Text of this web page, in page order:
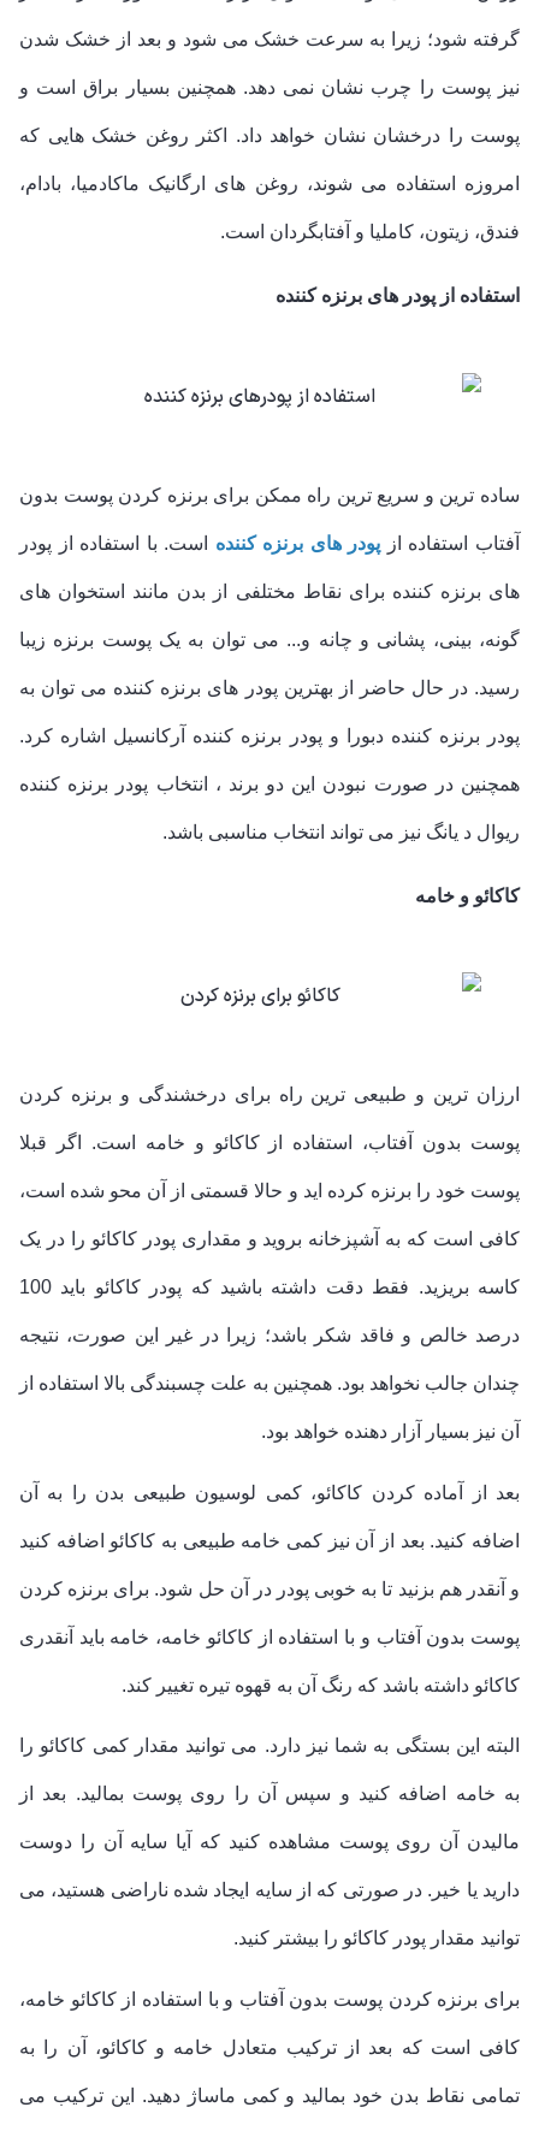
گرفته شود؛ زیرا به سرعت خشک می شود و بعد از خشک شدن
نیز پوست را چرب نشان نمی دهد. همچنین بسیار براق است و
پوست را درخشان نشان خواهد داد. اکثر روغن خشک هایی که
امروزه استفاده می شوند، روغن های ارگانیک ماکادمیا، بادام،
فندق، زیتون، کاملیا و آفتابگردان است.
استفاده از پودر های برنزه کننده
ساده ترین و سریع ترین راه ممکن برای برنزه کردن پوست بدون
آفتاب استفاده از پودر های برنزه کننده است. با استفاده از پودر
های برنزه کننده برای نقاط مختلفی از بدن مانند استخوان های
گونه، بینی، پشانی و چانه و... می توان به یک پوست برنزه زیبا
رسید. در حال حاضر از بهترین پودر های برنزه کننده می توان به
پودر برنزه کننده دبورا و پودر برنزه کننده آرکانسیل اشاره کرد.
همچنین در صورت نبودن این دو برند ، انتخاب پودر برنزه کننده
ریوال د یانگ نیز می تواند انتخاب مناسبی باشد.
کاکائو و خامه
ارزان ترین و طبیعی ترین راه برای درخشندگی و برنزه کردن
پوست بدون آفتاب، استفاده از کاکائو و خامه است. اگر قبلا
پوست خود را برنزه کرده اید و حالا قسمتی از آن محو شده است،
کافی است که به آشپزخانه بروید و مقداری پودر کاکائو را در یک
کاسه بریزید. فقط دقت داشته باشید که پودر کاکائو باید 100
درصد خالص و فاقد شکر باشد؛ زیرا در غیر این صورت، نتیجه
چندان جالب نخواهد بود. همچنین به علت چسبندگی بالا استفاده از
آن نیز بسیار آزار دهنده خواهد بود.
بعد از آماده کردن کاکائو، کمی لوسیون طبیعی بدن را به آن
اضافه کنید. بعد از آن نیز کمی خامه طبیعی به کاکائو اضافه کنید
و آنقدر هم بزنید تا به خوبی پودر در آن حل شود. برای برنزه کردن
پوست بدون آفتاب و با استفاده از کاکائو خامه، خامه باید آنقدری
کاکائو داشته باشد که رنگ آن به قهوه تیره تغییر کند.
البته این بستگی به شما نیز دارد. می توانید مقدار کمی کاکائو را
به خامه اضافه کنید و سپس آن را روی پوست بمالید. بعد از
مالیدن آن روی پوست مشاهده کنید که آیا سایه آن را دوست
دارید یا خیر. در صورتی که از سایه ایجاد شده ناراضی هستید، می
توانید مقدار پودر کاکائو را بیشتر کنید.
برای برنزه کردن پوست بدون آفتاب و با استفاده از کاکائو خامه،
کافی است که بعد از ترکیب متعادل خامه و کاکائو، آن را به
تمامی نقاط بدن خود بمالید و کمی ماساژ دهید. این ترکیب می